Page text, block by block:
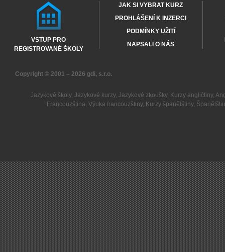
VSTUP PRO
REGISTROVANÉ ŠKOLY
JAK SI VYBRAT KURZ
PROHLÁŠENÍ K INZERCI
PODMÍNKY UŽITÍ
NAPSALI O NÁS
Copyright © 2001 – 2026 gdi, s.r.o.
Jazykové školy, Jazykové kurzy, Jazykové zkoušky, Kurzy angličtiny,
Francouzština,Výuka francouzštiny, Kurzy španělštiny,